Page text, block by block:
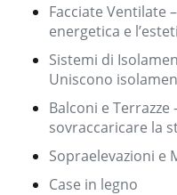
Facciate Ventilate
energetica e
Sistemi di
Uniscono
Balconi e Terrazze
sovraccaricare la
Sopraelevazioni e
Case in legno